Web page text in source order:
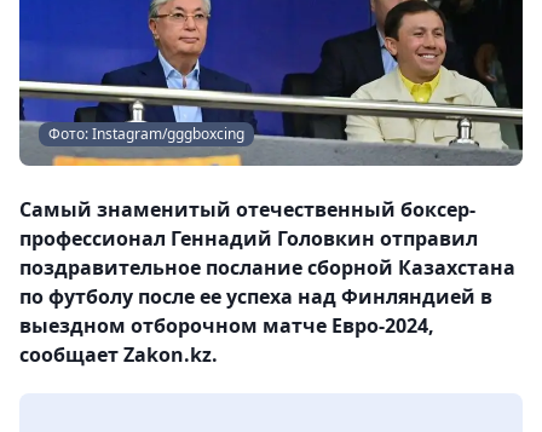
Фото: Instagram/gggboxcing
Самый знаменитый отечественный боксер-
профессионал Геннадий Головкин отправил
поздравительное послание сборной Казахстана
по футболу после ее успеха над Финляндией в
выездном отборочном матче Евро-2024,
сообщает Zakon.kz.